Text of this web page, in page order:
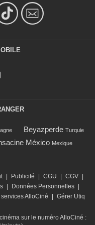
Beyazperde Turquie
México Mexique
Publicité CGU CGV
Données Personnelles
services AlloCiné
Gérer Utiq
sur le numéro AlloCiné :